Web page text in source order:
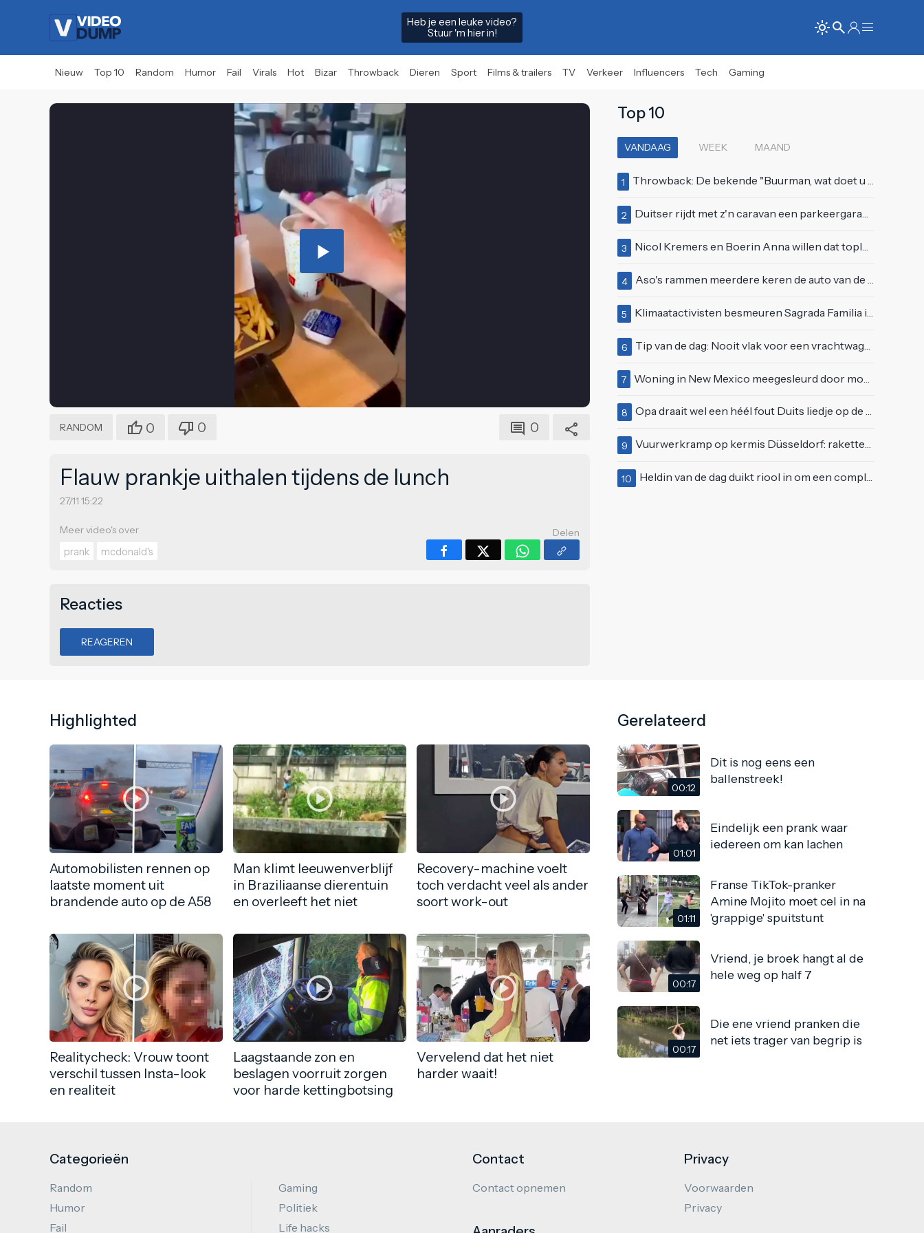
Heb je een leuke video?
Stuur 'm hier in!
Nieuw Top 10 Random Humor Fail Virals Hot Bizar Throwback Dieren Sport Films & trailers TV Verkeer Influencers Tech Gaming
Play
Video
RANDOM 0 0 0
Flauw prankje uithalen tijdens de lunch
27/11 15:22
Meer video's over
prank
mcdonald's
Delen
Reacties
REAGEREN
Top 10
VANDAAG WEEK MAAND
1 Throwback: De bekende "Buurman, wat doet u nu?"-scène uit Flodder met Tatjana Šimić
2 Duitser rijdt met z'n caravan een parkeergarage in Vlissingen binnen
3 Nicol Kremers en Boerin Anna willen dat topless zonnen geen taboe meer is
4 Aso's rammen meerdere keren de auto van de buren, maar doen alsof er niets gebeurd is
5 Klimaatactivisten besmeuren Sagrada Familia in Barcelona met lading verf
6 Tip van de dag: Nooit vlak voor een vrachtwagen invoegen
7 Woning in New Mexico meegesleurd door modderstroom
8 Opa draait wel een héél fout Duits liedje op de markt van Emmen
9 Vuurwerkramp op kermis Düsseldorf: raketten schieten het publiek in
10 Heldin van de dag duikt riool in om een complete eendenfamilie te redden
Highlighted
Automobilisten rennen op
laatste moment uit
brandende auto op de A58
Man klimt leeuwenverblijf
in Braziliaanse dierentuin
en overleeft het niet
Recovery-machine voelt
toch verdacht veel als ander
soort work-out
Realitycheck: Vrouw toont
verschil tussen Insta-look
en realiteit
Laagstaande zon en
beslagen voorruit zorgen
voor harde kettingbotsing
Vervelend dat het niet
harder waait!
Gerelateerd
00:12
Dit is nog eens een
ballenstreek!
01:01
Eindelijk een prank waar
iedereen om kan lachen
01:11
Franse TikTok-pranker
Amine Mojito moet cel in na
'grappige' spuitstunt
00:17
Vriend, je broek hangt al de
hele weg op half 7
00:17
Die ene vriend pranken die
net iets trager van begrip is
Categorieën
Random
Humor
Fail
Gaming
Politiek
Life hacks
Contact
Contact opnemen
Privacy
Voorwaarden
Privacy